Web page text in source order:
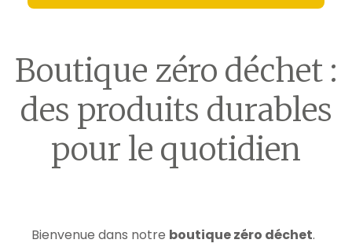
Boutique zéro déchet :
des produits durables
pour le quotidien
Bienvenue dans notre boutique zéro déchet.